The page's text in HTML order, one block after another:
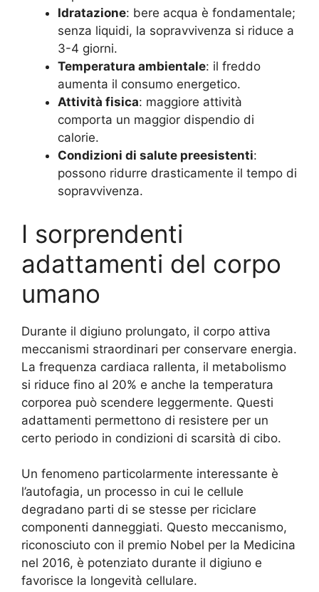
Idratazione: bere acqua è fondamentale;
senza liquidi, la sopravvivenza si riduce a
3-4 giorni.
Temperatura ambientale: il freddo
aumenta il consumo energetico.
Attività fisica: maggiore attività
comporta un maggior dispendio di
calorie.
Condizioni di salute preesistenti:
possono ridurre drasticamente il tempo di
sopravvivenza.
I sorprendenti
adattamenti del corpo
umano
Durante il digiuno prolungato, il corpo attiva
meccanismi straordinari per conservare energia.
La frequenza cardiaca rallenta, il metabolismo
si riduce fino al 20% e anche la temperatura
corporea può scendere leggermente. Questi
adattamenti permettono di resistere per un
certo periodo in condizioni di scarsità di cibo.
Un fenomeno particolarmente interessante è
l’autofagia, un processo in cui le cellule
degradano parti di se stesse per riciclare
componenti danneggiati. Questo meccanismo,
riconosciuto con il premio Nobel per la Medicina
nel 2016, è potenziato durante il digiuno e
favorisce la longevità cellulare.